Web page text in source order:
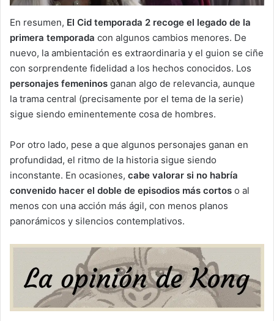
En resumen, El Cid temporada 2 recoge el legado de la
primera temporada con algunos cambios menores. De
nuevo, la ambientación es extraordinaria y el guion se ciñe
con sorprendente fidelidad a los hechos conocidos. Los
personajes femeninos ganan algo de relevancia, aunque
la trama central (precisamente por el tema de la serie)
sigue siendo eminentemente cosa de hombres.
Por otro lado, pese a que algunos personajes ganan en
profundidad, el ritmo de la historia sigue siendo
inconstante. En ocasiones, cabe valorar si no habría
convenido hacer el doble de episodios más cortos o al
menos con una acción más ágil, con menos planos
panorámicos y silencios contemplativos.